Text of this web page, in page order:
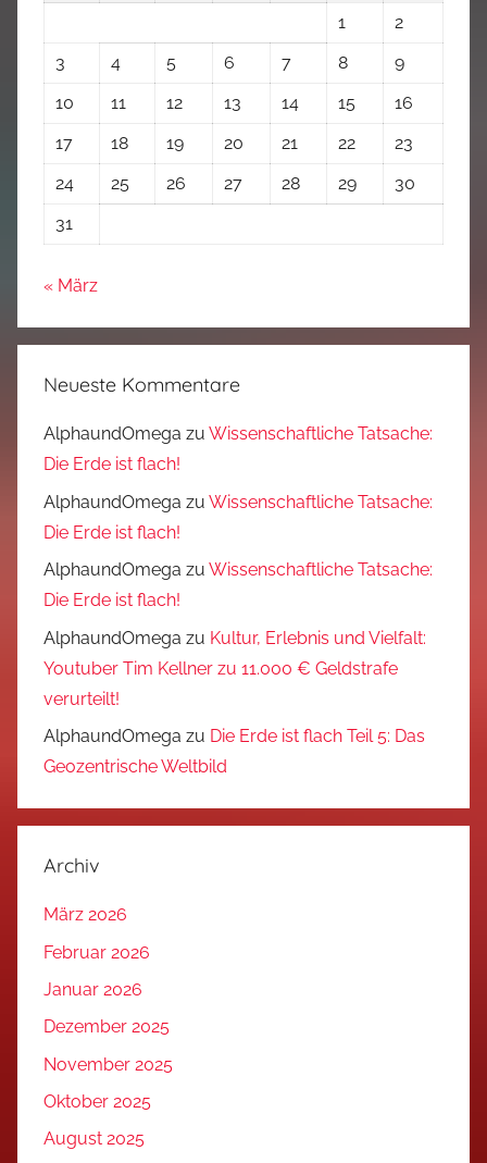
1
2
3
4 5 6 7 8
9
10
11 12 13 14 15
16
17
18 19 20 21 22
23
24
25 26 27 28 29
30
31
« März
Neueste Kommentare
AlphaundOmega zu Wissenschaftliche Tatsache:
Die Erde ist flach!
AlphaundOmega zu Wissenschaftliche Tatsache:
Die Erde ist flach!
AlphaundOmega zu Wissenschaftliche Tatsache:
Die Erde ist flach!
AlphaundOmega zu Kultur, Erlebnis und Vielfalt:
Youtuber Tim Kellner zu 11.000 € Geldstrafe
verurteilt!
AlphaundOmega zu Die Erde ist flach Teil 5: Das
Geozentrische Weltbild
Archiv
März 2026
Februar 2026
Januar 2026
Dezember 2025
November 2025
Oktober 2025
August 2025